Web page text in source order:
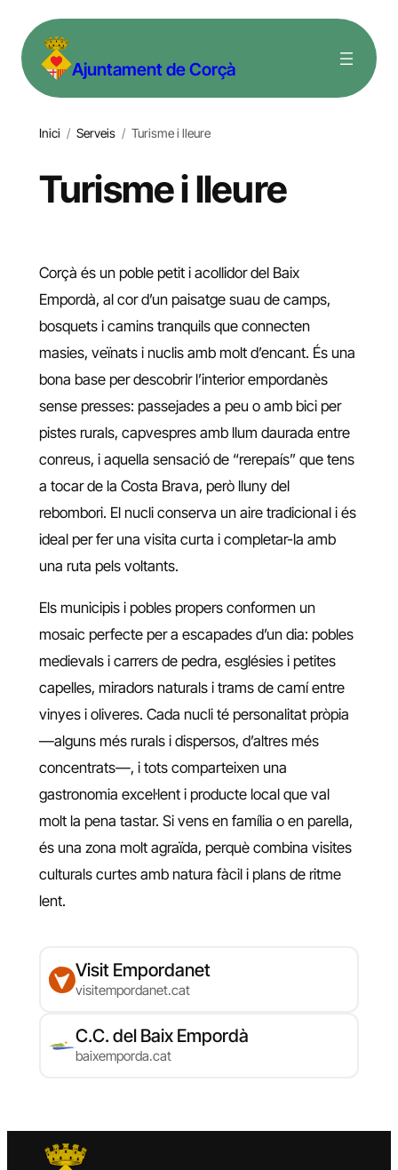
contingut Ajuntament de Corçà
Inici / Serveis / Turisme i lleure
Turisme i lleure
Corçà és un poble petit i acollidor del Baix
Empordà, al cor d’un paisatge suau de camps,
bosquets i camins tranquils que connecten
masies, veïnats i nuclis amb molt d’encant. És una
bona base per descobrir l’interior empordanès
sense presses: passejades a peu o amb bici per
pistes rurals, capvespres amb llum daurada entre
conreus, i aquella sensació de “rerepaís” que tens
a tocar de la Costa Brava, però lluny del
rebombori. El nucli conserva un aire tradicional i és
ideal per fer una visita curta i completar-la amb
una ruta pels voltants.
Els municipis i pobles propers conformen un
mosaic perfecte per a escapades d’un dia: pobles
medievals i carrers de pedra, esglésies i petites
capelles, miradors naturals i trams de camí entre
vinyes i oliveres. Cada nucli té personalitat pròpia
—alguns més rurals i dispersos, d’altres més
concentrats—, i tots comparteixen una
gastronomia excel·lent i producte local que val
molt la pena tastar. Si vens en família o en parella,
és una zona molt agraïda, perquè combina visites
culturals curtes amb natura fàcil i plans de ritme
lent.
Visit Empordanet
visitempordanet.cat
C.C. del Baix Empordà
baixemporda.cat